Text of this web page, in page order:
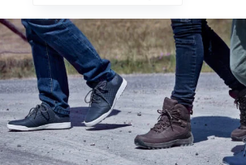
buvo:
29,90 €.
yra:
24,90 €.
variantus.
Variantus
galite
pasirinkti
gaminio
puslapyje